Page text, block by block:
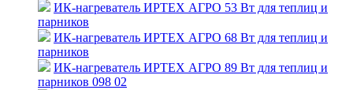
ИК-нагреватель ИРТЕХ АГРО 53 Вт для теплиц и
парников
ИК-нагреватель ИРТЕХ АГРО 68 Вт для теплиц и
парников
ИК-нагреватель ИРТЕХ АГРО 89 Вт для теплиц и
парников 098 02